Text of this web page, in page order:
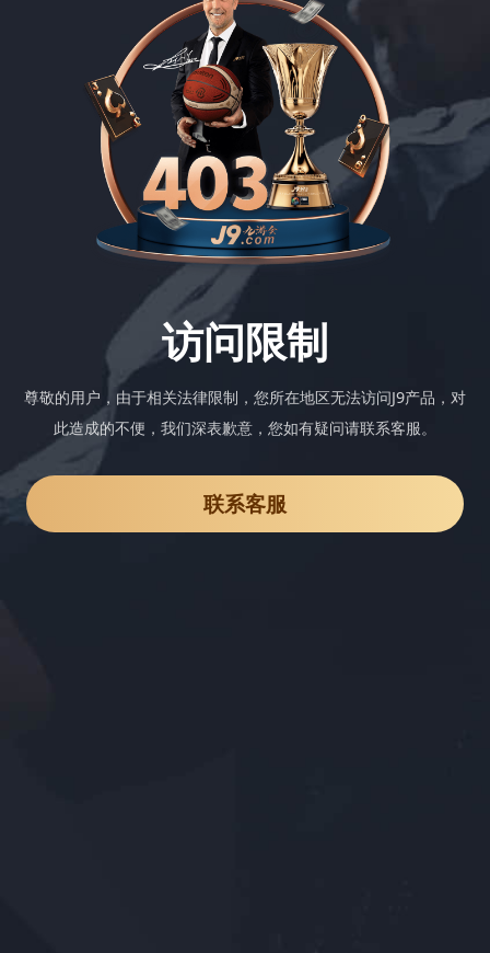
访问限制
尊敬的用户，由于相关法律限制，您所在地区无法访问J9产品，对
此造成的不便，我们深表歉意，您如有疑问请联系客服。
联系客服